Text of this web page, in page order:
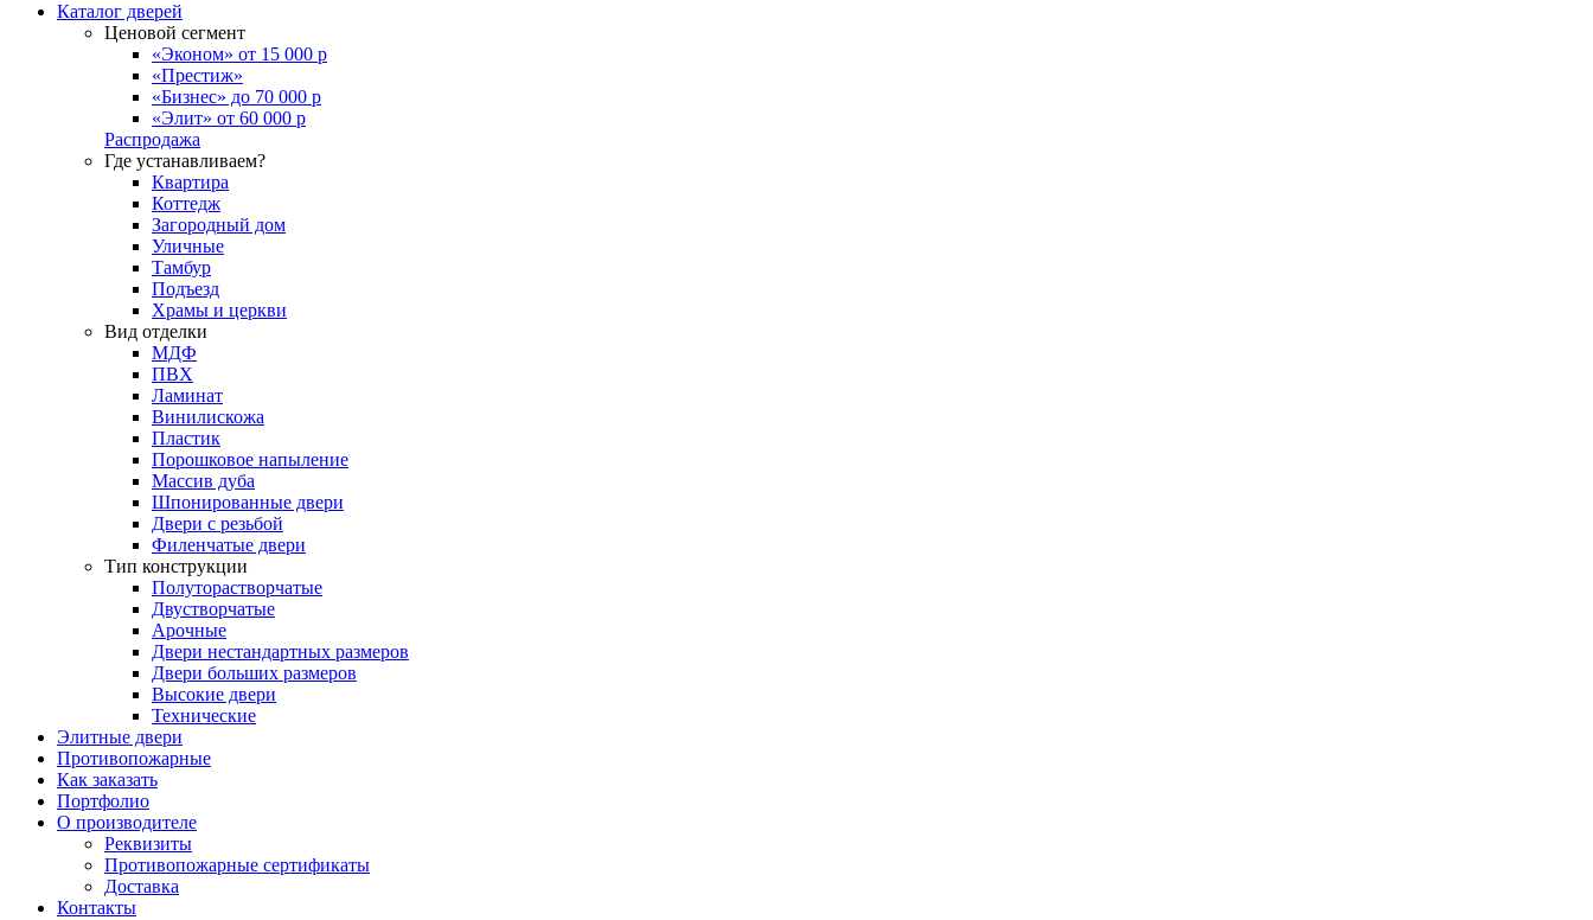
Каталог дверей
Ценовой сегмент
«Эконом» от 15 000 р
«Престиж»
«Бизнес» до 70 000 р
«Элит» от 60 000 р
Распродажа
Где устанавливаем?
Квартира
Коттедж
Загородный дом
Уличные
Тамбур
Подъезд
Храмы и церкви
Вид отделки
МДФ
ПВХ
Ламинат
Винилискожа
Пластик
Порошковое напыление
Массив дуба
Шпонированные двери
Двери с резьбой
Филенчатые двери
Тип конструкции
Полуторастворчатые
Двустворчатые
Арочные
Двери нестандартных размеров
Двери больших размеров
Высокие двери
Технические
Элитные двери
Противопожарные
Как заказать
Портфолио
О производителе
Реквизиты
Противопожарные сертификаты
Доставка
Контакты